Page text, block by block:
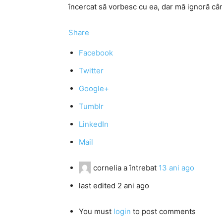
încercat să vorbesc cu ea, dar mă ignoră
Share
Facebook
Twitter
Google+
Tumblr
LinkedIn
Mail
cornelia a întrebat 13 ani ago
last edited 2 ani ago
You must login to post comments